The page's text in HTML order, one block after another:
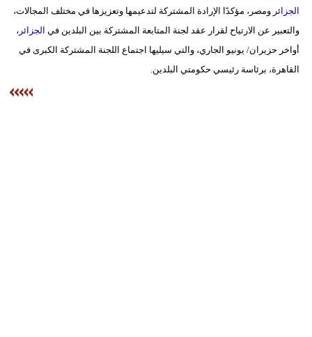
الجزائر ومصر، مؤكدًا الإرادة المشتركة لتدعيمها وتعزيزها في مختلف المجالات،
والتعبير عن الارتياح لقرار عقد لجنة المتابعة المشتركة بين البلدين في الجزائر ،
أواخر حزيران/ يونيو الجاري، والتي سيليها اجتماع اللجنة المشتركة الكبرى في
القاهرة، برئاسة رئيسي حكومتي البلدين.